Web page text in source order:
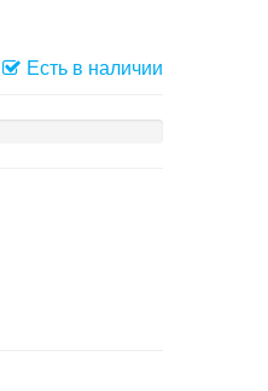
Есть в наличии